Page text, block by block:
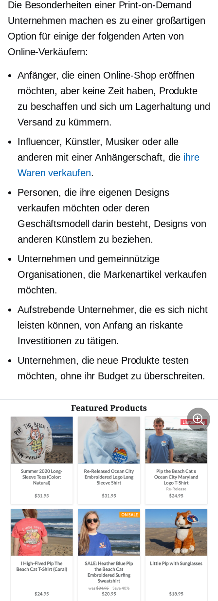
Die Besonderheiten einer Print-on-Demand
Unternehmen machen es zu einer großartigen
Option für einige der folgenden Arten von
Online-Verkäufern:
Anfänger, die einen Online-Shop eröffnen
möchten, aber keine Zeit haben, Produkte
zu beschaffen und sich um Lagerhaltung und
Versand zu kümmern.
Influencer, Künstler, Musiker oder alle
anderen mit einer Anhängerschaft, die ihre
Waren verkaufen.
Personen, die ihre eigenen Designs
verkaufen möchten oder deren
Geschäftsmodell darin besteht, Designs von
anderen Künstlern zu beziehen.
Unternehmen und gemeinnützige
Organisationen, die Markenartikel verkaufen
möchten.
Aufstrebende Unternehmer, die es sich nicht
leisten können, von Anfang an riskante
Investitionen zu tätigen.
Unternehmen, die neue Produkte testen
möchten, ohne ihr Budget zu überschreiten.